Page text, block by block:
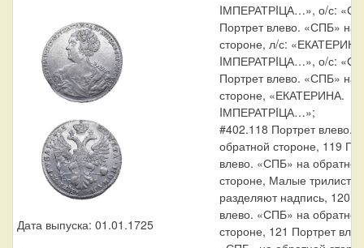
Дата выпуска: 01.01.1725
IМПЕРАТРIЦА…», о/с:
Портрет влево. «СПБ» на
стороне, л/с:
IМПЕРАТРIЦА…», о/с:
Портрет влево. «СПБ» на
стороне, «ЕКАТЕРИНА.
IМПЕРАТРIЦА…»;
#402.118 Портрет влево.
обратной стороне, 119
влево. «СПБ» на обратной
стороне, Малые
разделяют надпись, 120
влево. «СПБ» на обратной
стороне, 121 Портрет